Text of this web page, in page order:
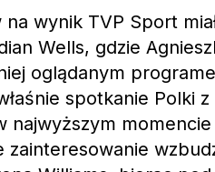
na wynik TVP Sport
Wells, gdzie
oglądanym
spotkanie Polki
najwyższym
zainteresowanie